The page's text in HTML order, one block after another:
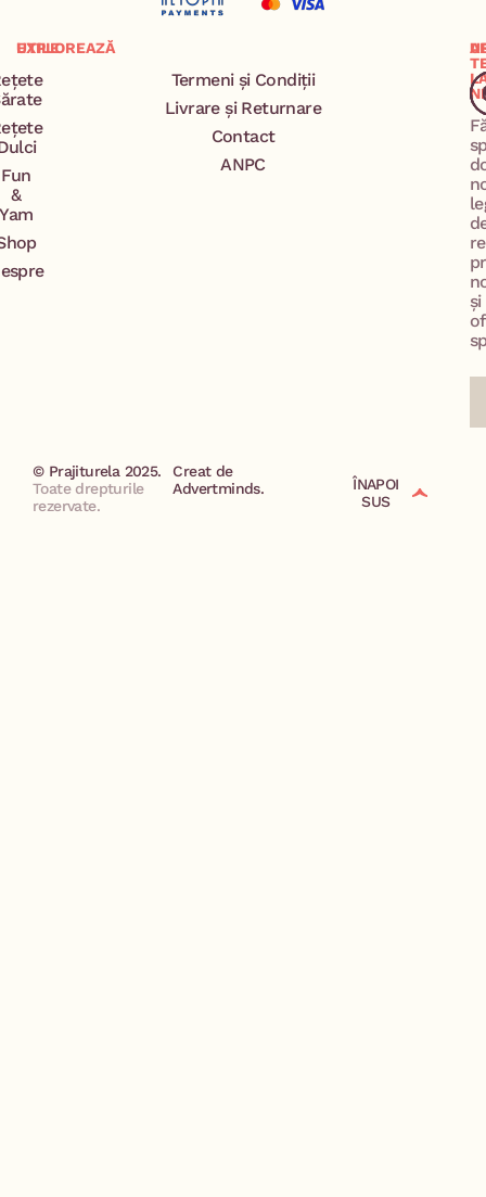
EXPLOREAZĂ
Fun
&
Yam
UTILE
Termeni și Condiții
Livrare și Returnare
Contact
ANPC
și
© Prajiturela 2025.
Toate drepturile
rezervate.
Creat de
Advertminds.
ÎNAPOI
SUS